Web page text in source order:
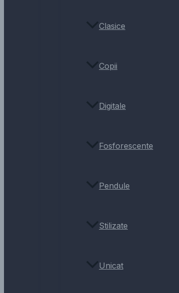
Clasice
Copii
Digitale
Fosforescente
Pendule
Stilizate
Unicat